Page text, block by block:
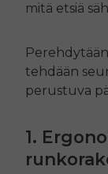
mitä etsiä
tehdään
perustuva
1.